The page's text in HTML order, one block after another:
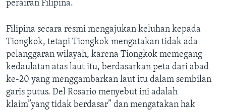
perairan Filipina.
Filipina secara resmi mengajukan keluhan kepada
Tiongkok, tetapi Tiongkok mengatakan tidak ada
pelanggaran wilayah, karena Tiongkok memegang
kedaulatan atas laut itu, berdasarkan peta dari abad
ke-20 yang menggambarkan laut itu dalam sembilan
garis putus. Del Rosario menyebut ini adalah
klaim”yang tidak berdasar” dan mengatakan hak